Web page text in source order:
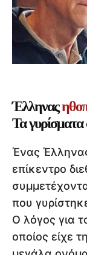
Έλληνας
Τα γυρίσματα
Ένας
επίκεντρο
που
Ο λόγος για
οποίος είχε